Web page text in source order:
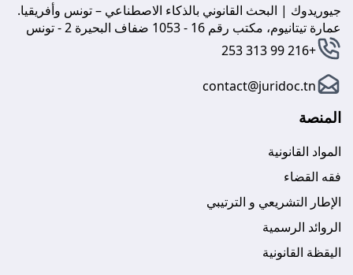
جيوريدوك | البحث القانوني بالذكاء الاصطناعي – تونس وأفريقيا.
عمارة تيتانيوم، مكتب رقم 16 - 1053 ضفاف البحيرة 2 - تونس
+216 99 313 253
contact@juridoc.tn
المنصة
المواد القانونية
فقه القضاء
الإطار التشريعي و الترتيبي
الروائد الرسمية
اليقظة القانونية